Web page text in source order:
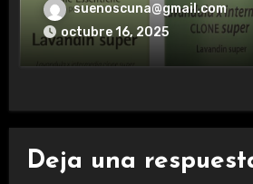
aromaterapia.
suenoscuna@gmail.com
octubre 16, 2025
Deja una